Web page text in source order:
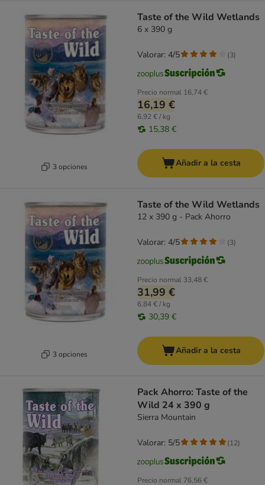
3 opciones
Taste of the Wild Wetlands
6 x 390 g
Precio normal 16,74 €
16,19 €
6,92 € / kg
15,38 €
Valorar: 4/5 (3)
Añadir a la cesta
3 opciones
Taste of the Wild Wetlands
12 x 390 g - Pack Ahorro
Precio normal 33,48 €
31,99 €
6,84 € / kg
30,39 €
Valorar: 4/5 (3)
Añadir a la cesta
Pack Ahorro: Taste of the
Wild 24 x 390 g
Sierra Mountain
Precio normal 76,56 €
Valorar: 5/5 (12)